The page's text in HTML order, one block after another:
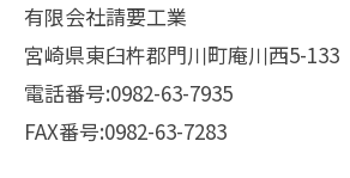
有限会社請要工業
宮崎県東臼杵郡門川町庵川西5-133
電話番号:0982-63-7935
FAX番号:0982-63-7283